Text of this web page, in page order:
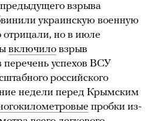
взрыва
украинскую военную
отрицали, но в июле
включило взрыв
успехов ВСУ
российского
недели перед Крымским
пробки из-